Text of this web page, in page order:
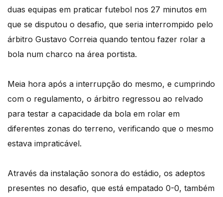
duas equipas em praticar futebol nos 27 minutos em
que se disputou o desafio, que seria interrompido pelo
árbitro Gustavo Correia quando tentou fazer rolar a
bola num charco na área portista.
Meia hora após a interrupção do mesmo, e cumprindo
com o regulamento, o árbitro regressou ao relvado
para testar a capacidade da bola em rolar em
diferentes zonas do terreno, verificando que o mesmo
estava impraticável.
Através da instalação sonora do estádio, os adeptos
presentes no desafio, que está empatado 0-0, também